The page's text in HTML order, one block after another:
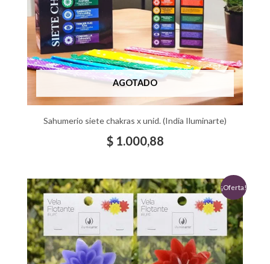
AGOTADO
Sahumerio siete chakras x unid. (India Iluminarte)
$1.000,88
¡Oferta!
El
precio
original
era:
$ 1.517,41.
El
precio
actual
es:
$ 1.000,00.